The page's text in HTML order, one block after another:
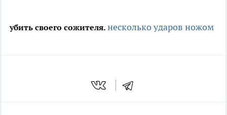
убить своего сожителя. несколько ударов ножом